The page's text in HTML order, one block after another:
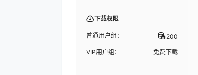
下载权限
普通用户组： 200
VIP用户组： 免费下载